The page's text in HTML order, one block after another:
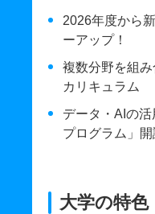
2026年度から
ーアップ！
複数分野を組み
カリキュラム
データ・AIの
プログラム」開
大学の特色